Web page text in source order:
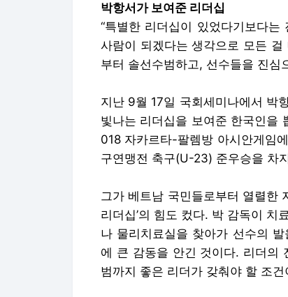
박항서가 보여준 리더십
“특별한 리더십이 있었다기보다
사람이 되겠다는 생각으로 모든
부터 솔선수범하고, 선수들을 진심
지난 9월 17일 국회세미나에서 박
빛나는 리더십을 보여준 한국인을
018 자카르타-팔렘방 아시안게임
구연맹전 축구(U-23) 준우승을 차
그가 베트남 국민들로부터 열렬한
리더십’의 힘도 컸다. 박 감독이 치
나 물리치료실을 찾아가 선수의
에 큰 감동을 안긴 것이다. 리더의
범까지 좋은 리더가 갖춰야 할 조